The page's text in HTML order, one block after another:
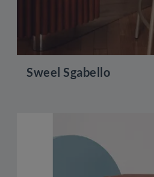
Sweel Sgabello